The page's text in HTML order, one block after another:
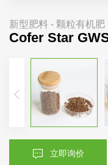
新型肥料 - 颗粒有机肥
Cofer Star
立即询价